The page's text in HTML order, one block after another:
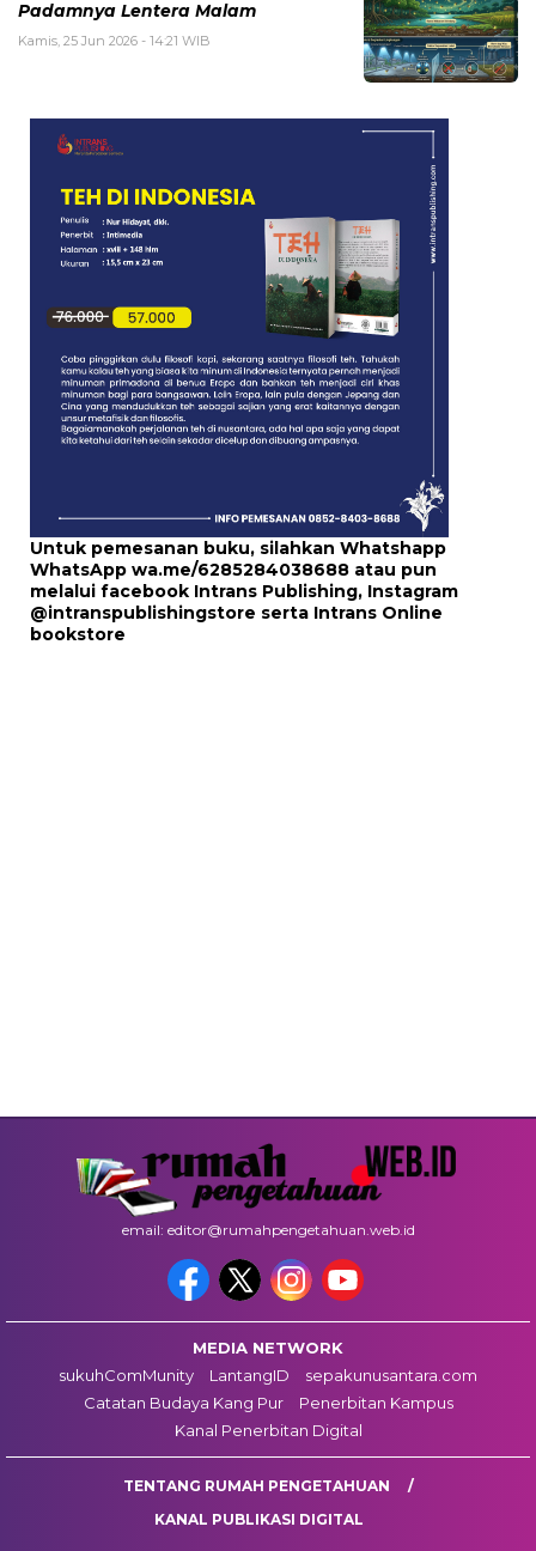
Padamnya Lentera Malam
Kamis, 25 Jun 2026 - 14:21 WIB
Untuk pemesanan buku, silahkan Whatshapp
WhatsApp wa.me/6285284038688 atau pun
melalui facebook Intrans Publishing, Instagram
@intranspublishingstore serta Intrans Online
bookstore
email: editor@rumahpengetahuan.web.id
MEDIA NETWORK
sukuhComMunity
LantangID
sepakunusantara.com
Catatan Budaya Kang Pur
Penerbitan Kampus
Kanal Penerbitan Digital
TENTANG RUMAH PENGETAHUAN
KANAL PUBLIKASI DIGITAL